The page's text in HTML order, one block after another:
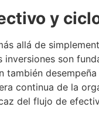
y
allá de
son
continua de la
del flujo de